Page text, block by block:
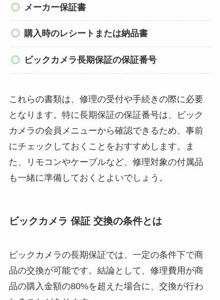
メーカー保証書
購入時のレシートまたは納品書
ビックカメラ長期保証の保証番号
これらの書類は、修理の受付や手続きの際に必要
となります。特に長期保証の保証番号は、ビック
カメラの会員メニューから確認できるため、事前
にチェックしておくことをおすすめします。ま
た、リモコンやケーブルなど、修理対象の付属品
も一緒に準備しておくとよいでしょう。
ビックカメラ 保証 交換の条件とは
ビックカメラの長期保証では、一定の条件下で商
品の交換が可能です。結論として、修理費用が商
品の購入金額の80%を超えた場合に、交換が行わ